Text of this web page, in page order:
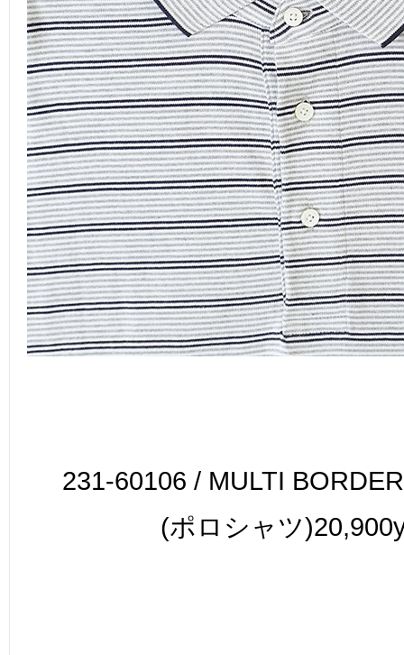
231-60106 / MULTI
(ポロシャツ